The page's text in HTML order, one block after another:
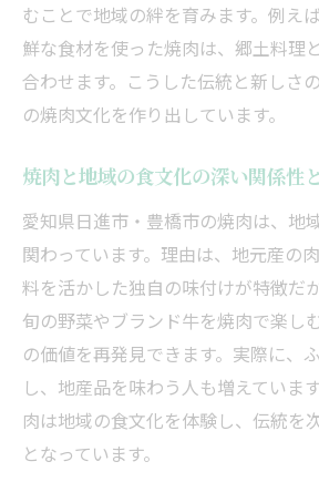
焼肉で感じる愛知の地域
地元食材と焼肉、味わいの新
焼肉で楽しむ愛知の地元食
地元産の特産品を焼肉で味
焼肉が引き出す新しい地元
愛知の食材を活かした焼
焼肉で味わう地元ならでは
日進市や豊橋市で楽しむ焼肉
焼肉で広がる日進市や豊
地元で味わう焼肉の地域
焼肉が日進や豊橋で人気
新しい焼肉スタイルが生
むことで地域の絆を育みます。例え
鮮な食材を使った焼肉は、郷土料理
合わせます。こうした伝統と新しさ
の焼肉文化を作り出しています。
焼肉と地域の食文化の深い関係性
愛知県日進市・豊橋市の焼肉は、地
関わっています。理由は、地元産の
料を活かした独自の味付けが特徴だ
旬の野菜やブランド牛を焼肉で楽し
の価値を再発見できます。実際に、
し、地産品を味わう人も増えていま
肉は地域の食文化を体験し、伝統を
となっています。